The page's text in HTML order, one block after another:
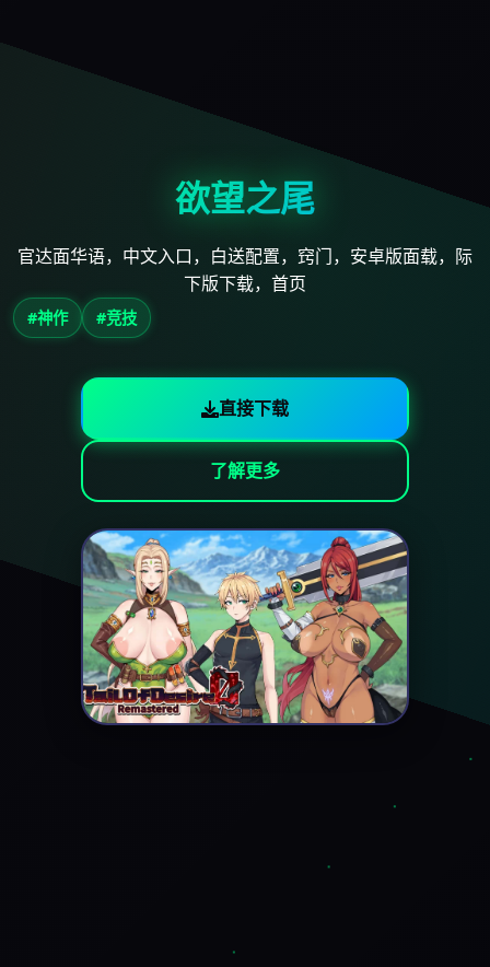
欲望之尾
官达面华语，中文入口，白送配置，窍门，安卓版面载，际
下版下载，首页
#神作 #竞技
直接下载
了解更多